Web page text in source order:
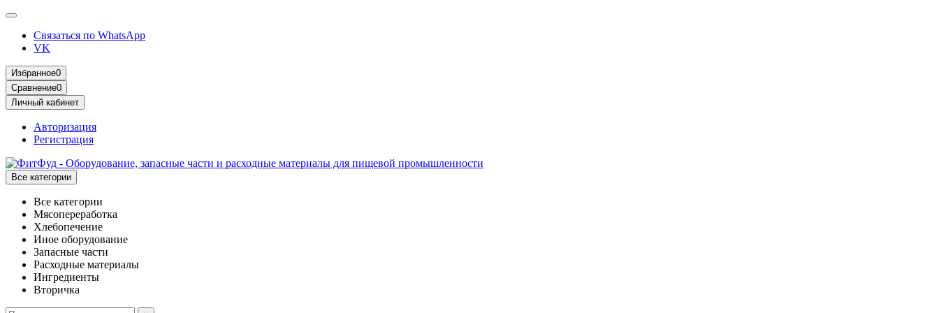
Связаться по WhatsApp
VK
Избранное0
Сравнение0
Личный кабинет
Авторизация
Регистрация
Все категории
Все категории
Мясопереработка
Хлебопечение
Иное оборудование
Запасные части
Расходные материалы
Ингредиенты
Вторичка